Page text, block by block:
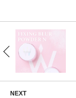
NEXT